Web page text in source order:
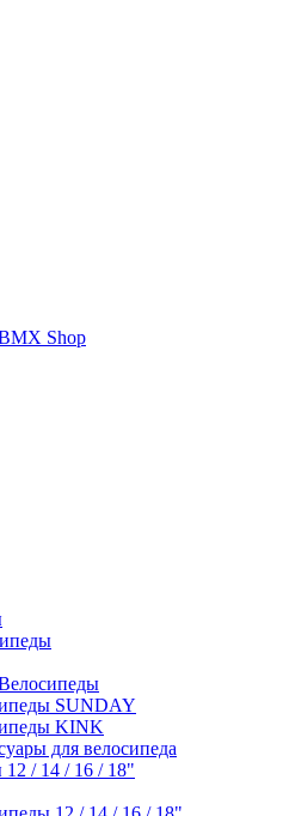
SUNDAY
KINK
для велосипеда
/ 14 / 16 / 18"